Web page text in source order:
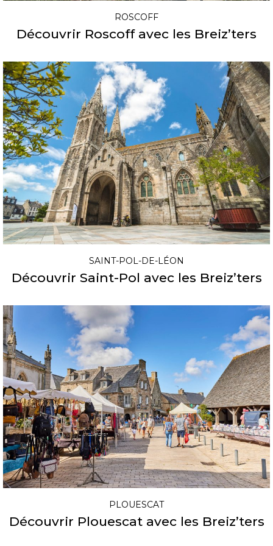
ROSCOFF
Découvrir Roscoff avec les Breiz’ters
SAINT-POL-DE-LÉON
Découvrir Saint-Pol avec les Breiz’ters
PLOUESCAT
Découvrir Plouescat avec les Breiz’ters